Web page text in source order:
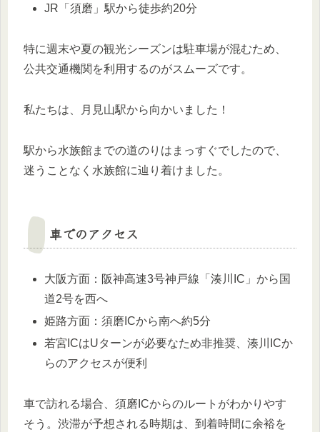
JR「須磨」駅から徒歩約20分
特に週末や夏の観光シーズンは駐車場が混むため、
公共交通機関を利用するのがスムーズです。
私たちは、月見山駅から向かいました！
駅から水族館までの道のりはまっすぐでしたので、
迷うことなく水族館に辿り着けました。
車でのアクセス
大阪方面：阪神高速3号神戸線「湊川IC」から国
道2号を西へ
姫路方面：須磨ICから南へ約5分
若宮ICはUターンが必要なため非推奨、湊川ICか
らのアクセスが便利
車で訪れる場合、須磨ICからのルートがわかりやす
そう。渋滞が予想される時期は、到着時間に余裕を